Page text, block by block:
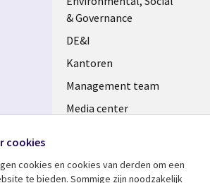
NETHERLANDS
& Governance
DE&I
Kantoren
Management team
Media center
cookies
cookies en cookies van derden om een
te bieden. Sommige zijn noodzakelijk